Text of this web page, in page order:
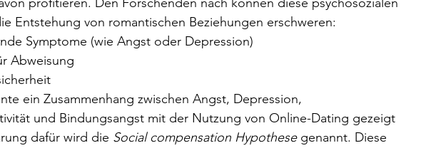
Entstehung von romantischen Beziehungen erschweren:
Symptome (wie Angst oder Depression)
Abweisung
ein Zusammenhang zwischen Angst, Depression,
und Bindungsangst mit der Nutzung von Online-Dating gezeigt
dafür wird die Social compensation Hypothese genannt. Diese